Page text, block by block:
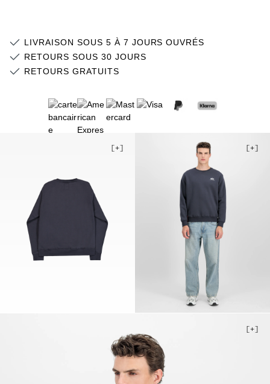
XL
Stock faible
LIVRAISON SOUS 5 À 7 JOURS OUVRÉS
RETOURS SOUS 30 JOURS
RETOURS GRATUITS